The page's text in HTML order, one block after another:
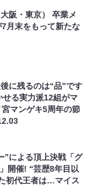
阪・東京） 卒業メ
月末をもって新たな
に残るのは“品”です
せる実力派12組がマ
マンゲキ5周年の節
”による頂上決戦「グ
開催! “芸歴8年目以
初代王者は…マイス